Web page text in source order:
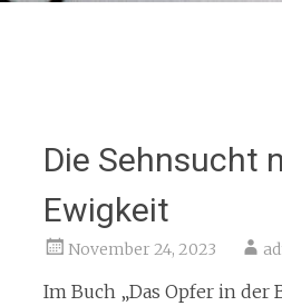
Die Sehnsucht
Ewigkeit
November 24, 2023
Im Buch „Das Opfer in der